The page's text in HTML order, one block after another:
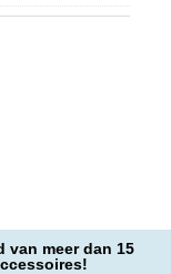
van meer dan 15